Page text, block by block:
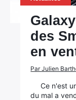
des
en
Par Julien
Ce n'est
du mal a